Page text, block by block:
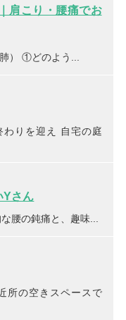
肩こり・腰痛でお
） ①どのよう...
りを迎え 自宅の庭
Yさん
腰の鈍痛と、趣味...
所の空きスペースで